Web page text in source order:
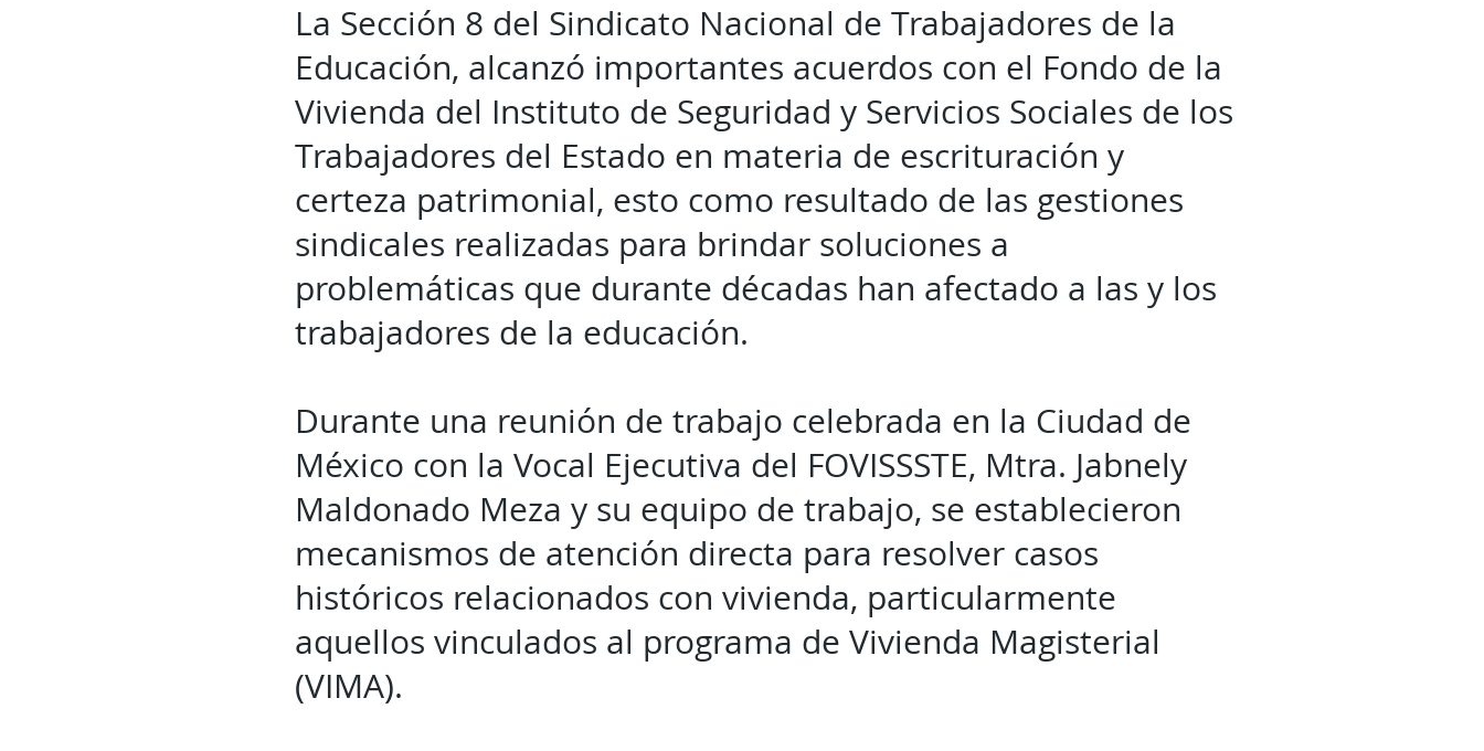
La Sección 8 del Sindicato Nacional de Trabajadores de la
Educación, alcanzó importantes acuerdos con el Fondo de la
Vivienda del Instituto de Seguridad y Servicios Sociales de los
Trabajadores del Estado en materia de escrituración y
certeza patrimonial, esto como resultado de las gestiones
sindicales realizadas para brindar soluciones a
problemáticas que durante décadas han afectado a las y los
trabajadores de la educación.
Durante una reunión de trabajo celebrada en la Ciudad de
México con la Vocal Ejecutiva del FOVISSSTE, Mtra. Jabnely
Maldonado Meza y su equipo de trabajo, se establecieron
mecanismos de atención directa para resolver casos
históricos relacionados con vivienda, particularmente
aquellos vinculados al programa de Vivienda Magisterial
(VIMA).